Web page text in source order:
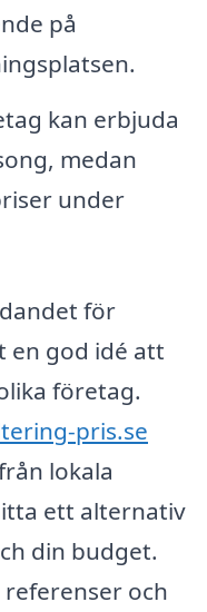
på
kan erbjuda
medan
under
för
en god idé att
företag.
pris.se
lokala
ett alternativ
din budget.
och